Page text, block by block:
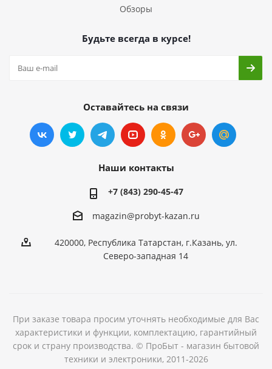
Обзоры
Будьте всегда в курсе!
Оставайтесь на связи
Наши контакты
+7 (843) 290-45-47
magazin@probyt-kazan.ru
420000, Республика Татарстан, г.Казань, ул.
Северо-западная 14
При заказе товара просим уточнять необходимые для Вас
характеристики и функции, комплектацию, гарантийный
срок и страну производства. © ПроБыт - магазин бытовой
техники и электроники, 2011-2026